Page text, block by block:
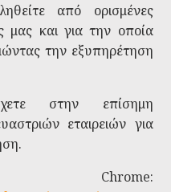
από ορισμένες
μας και για την οποία
την εξυπηρέτηση
στην επίσημη
εταιρειών για